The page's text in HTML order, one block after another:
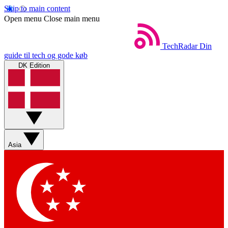
Skip to main content
Open menu Close main menu
TechRadar Din
guide til tech og gode køb
DK Edition
Asia